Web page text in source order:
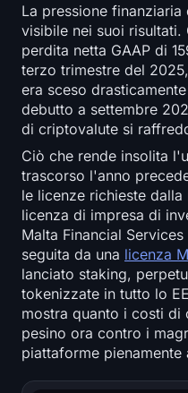
La pressione
visibile nei suoi risultati.
perdita netta GAAP di
terzo trimestre del
era sceso
debutto a settembre
di criptovalute si
Ciò che rende insolita
trascorso l'anno
le licenze richieste
licenza di impresa di
Malta Financial
seguita da una licenza
lanciato staking,
tokenizzate in tutto lo
mostra quanto i costi
pesino ora contro i
piattaforme pienamente